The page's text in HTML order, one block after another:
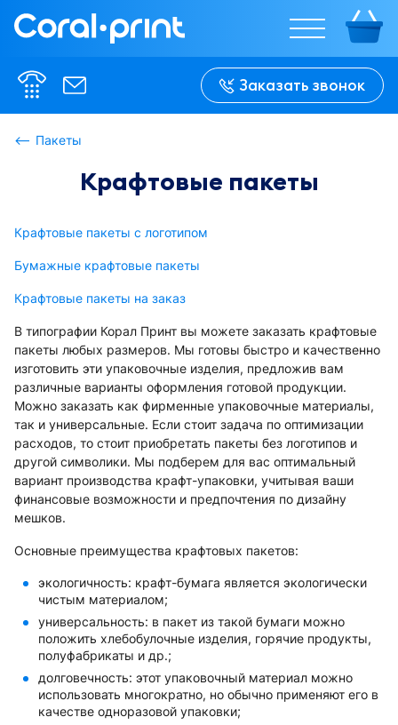
В сложенном
виде:
%h%
В сложенном
виде:
%h%
Заказать звонок
Пакеты
Крафтовые пакеты
Крафтовые пакеты с логотипом
Бумажные крафтовые пакеты
Крафтовые пакеты на заказ
В типографии Корал Принт вы можете заказать крафтовые
пакеты любых размеров. Мы готовы быстро и качественно
изготовить эти упаковочные изделия, предложив вам
различные варианты оформления готовой продукции.
Можно заказать как фирменные упаковочные материалы,
так и универсальные. Если стоит задача по оптимизации
расходов, то стоит приобретать пакеты без логотипов и
другой символики. Мы подберем для вас оптимальный
вариант производства крафт-упаковки, учитывая ваши
финансовые возможности и предпочтения по дизайну
мешков.
Основные преимущества крафтовых пакетов:
экологичность: крафт-бумага является экологически
чистым материалом;
универсальность: в пакет из такой бумаги можно
положить хлебобулочные изделия, горячие продукты,
полуфабрикаты и др.;
долговечность: этот упаковочный материал можно
использовать многократно, но обычно применяют его в
качестве одноразовой упаковки;